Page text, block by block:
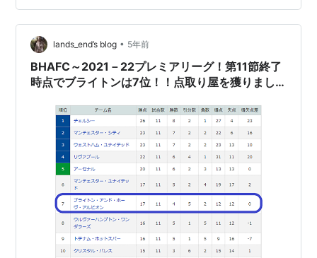
lands_end’s blog • 5年前
BHAFC～2021－22プレミアリーグ！第11節終了
時点でブライトンは7位！！点取り屋を獲りまし